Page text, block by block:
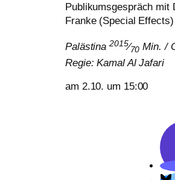
Publikumsgespräch mit
Franke (Special
Palästina 2015⁄70 Min. /
Regie: Kamal Al Jafari
am 2.10. um 15:00